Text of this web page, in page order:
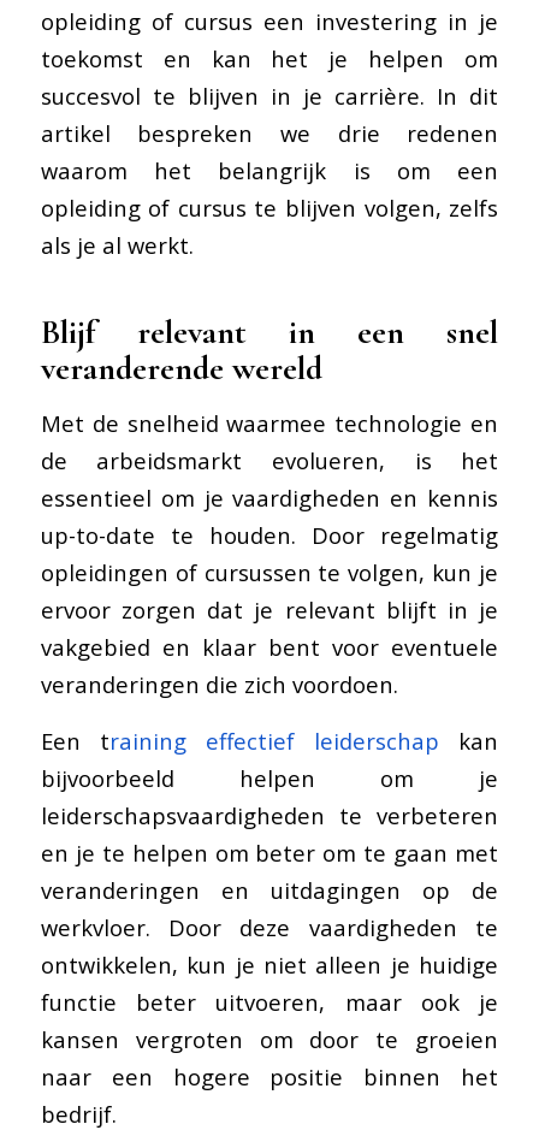
opleiding of cursus een investering in je
toekomst en kan het je helpen om
succesvol te blijven in je carrière. In dit
artikel bespreken we drie redenen
waarom het belangrijk is om een
opleiding of cursus te blijven volgen, zelfs
als je al werkt.
Blijf relevant in een snel
veranderende wereld
Met de snelheid waarmee technologie en
de arbeidsmarkt evolueren, is het
essentieel om je vaardigheden en kennis
up-to-date te houden. Door regelmatig
opleidingen of cursussen te volgen, kun je
ervoor zorgen dat je relevant blijft in je
vakgebied en klaar bent voor eventuele
veranderingen die zich voordoen.
Een training effectief leiderschap kan
bijvoorbeeld helpen om je
leiderschapsvaardigheden te verbeteren
en je te helpen om beter om te gaan met
veranderingen en uitdagingen op de
werkvloer. Door deze vaardigheden te
ontwikkelen, kun je niet alleen je huidige
functie beter uitvoeren, maar ook je
kansen vergroten om door te groeien
naar een hogere positie binnen het
bedrijf.